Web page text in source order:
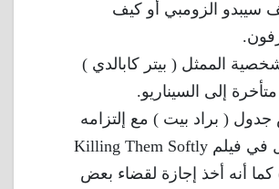
سيبدو الزومبي أو كيف
الممثل ( بيتر كابالدي )
إلى السيناريو.
( براد بيت ) مع إلتزامه
بالتمثيل في فيلم Killing Them Softly
(2012) كما أنه أخذ إجازة لقضاء بعض